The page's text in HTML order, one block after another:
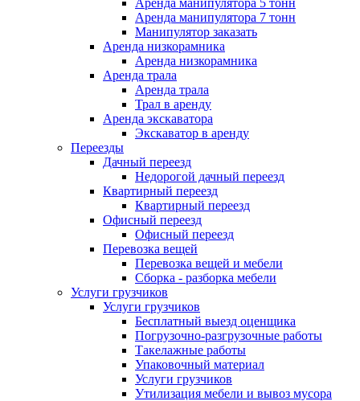
Аренда манипулятора 5 тонн
Аренда манипулятора 7 тонн
Манипулятор заказать
Аренда низкорамника
Аренда низкорамника
Аренда трала
Аренда трала
Трал в аренду
Аренда экскаватора
Экскаватор в аренду
Переезды
Дачный переезд
Недорогой дачный переезд
Квартирный переезд
Квартирный переезд
Офисный переезд
Офисный переезд
Перевозка вещей
Перевозка вещей и мебели
Сборка - разборка мебели
Услуги грузчиков
Услуги грузчиков
Бесплатный выезд оценщика
Погрузочно-разгрузочные работы
Такелажные работы
Упаковочный материал
Услуги грузчиков
Утилизация мебели и вывоз мусора